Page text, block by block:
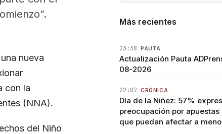
nueva
con la
(NNA).
del Niño
Más recientes
23:38 PAUTA
Actualización Pauta
08-2026
22:07 CRÓNICA
Día de la Niñez: 57%
preocupación por apuestas
que puedan afectar a